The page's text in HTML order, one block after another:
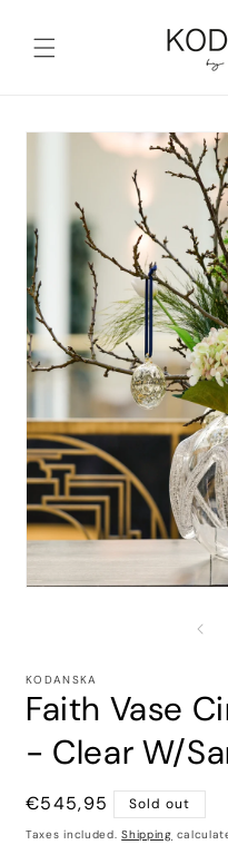
content
Skip to
KODANSKA
Faith Vase
- Clear W/
Regular
price
€545,95 Sold out
Taxes included.Shipping